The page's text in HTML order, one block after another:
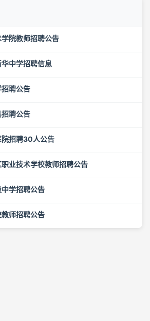
院教师招聘公告
中学招聘信息
聘公告
聘公告
院招聘30人公告
业技术学校教师招聘公告
学招聘公告
师招聘公告